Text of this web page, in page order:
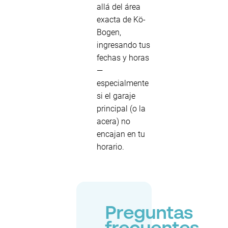
allá del área
exacta de Kö-
Bogen,
ingresando tus
fechas y horas
—
especialmente
si el garaje
principal (o la
acera) no
encajan en tu
horario.
Preguntas